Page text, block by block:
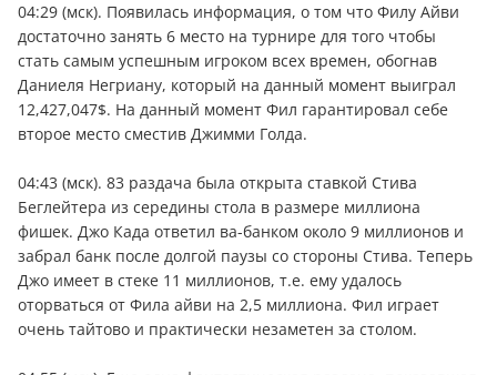
04:29 (мск). Появилась информация, о том что Филу Айви
достаточно занять 6 место на турнире для того чтобы
стать самым успешным игроком всех времен, обогнав
Даниеля Негриану, который на данный момент выиграл
12,427,047$. На данный момент Фил гарантировал себе
второе место сместив Джимми Голда.
04:43 (мск). 83 раздача была открыта ставкой Стива
Беглейтера из середины стола в размере миллиона
фишек. Джо Када ответил ва-банком около 9 миллионов и
забрал банк после долгой паузы со стороны Стива. Теперь
Джо имеет в стеке 11 миллионов, т.е. ему удалось
оторваться от Фила айви на 2,5 миллиона. Фил играет
очень тайтово и практически незаметен за столом.